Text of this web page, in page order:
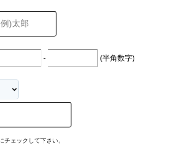
- (半角数字)
チェックして下さい。